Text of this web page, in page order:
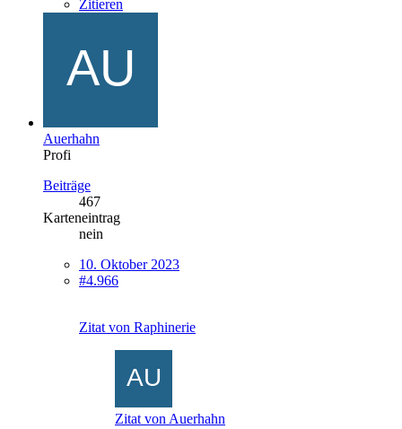
Zitieren
Auerhahn
Profi
Beiträge
467
Karteneintrag
nein
10. Oktober 2023
#4.966
Zitat von Raphinerie
Zitat von Auerhahn